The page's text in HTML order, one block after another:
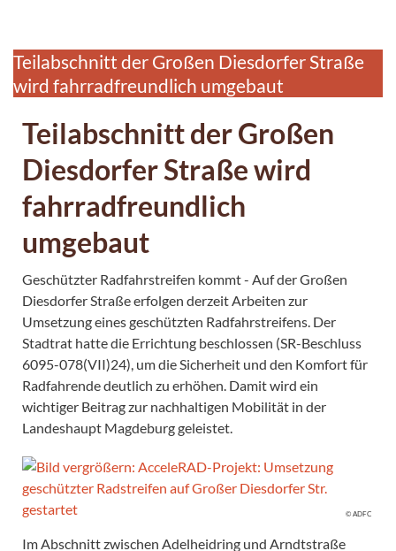
Teilabschnitt der Großen Diesdorfer Straße
wird fahrradfreundlich umgebaut
Teilabschnitt der Großen
Diesdorfer Straße wird
fahrradfreundlich
umgebaut
Geschützter Radfahrstreifen kommt - Auf der Großen
Diesdorfer Straße erfolgen derzeit Arbeiten zur
Umsetzung eines geschützten Radfahrstreifens. Der
Stadtrat hatte die Errichtung beschlossen (SR-Beschluss
6095-078(VII)24), um die Sicherheit und den Komfort für
Radfahrende deutlich zu erhöhen. Damit wird ein
wichtiger Beitrag zur nachhaltigen Mobilität in der
Landeshaupt Magdeburg geleistet.
© ADFC
Im Abschnitt zwischen Adelheidring und Arndtstraße